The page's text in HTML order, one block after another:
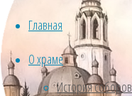
Главная
О храме
История соборов